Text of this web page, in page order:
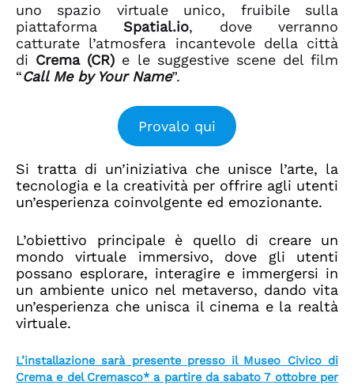
uno spazio virtuale unico, fruibile sulla
piattaformaSpatial.io, dove verranno
catturate l’atmosfera incantevole della città
di Crema (CR) e le suggestive scene del film
“Call Me by Your Name”.
Provalo qui
Si tratta di un’iniziativa che unisce l’arte, la
tecnologia e la creatività per offrire agli utenti
un’esperienza coinvolgente ed emozionante.
L’obiettivo principale è quello di creare un
mondo virtuale immersivo, dove gli utenti
possano esplorare, interagire e immergersi in
un ambiente unico nel metaverso, dando vita
un’esperienza che unisca il cinema e la realtà
virtuale.
L’installazione sarà presente presso il Museo Civico di
Crema e del Cremasco* a partire da sabato 7 ottobre per